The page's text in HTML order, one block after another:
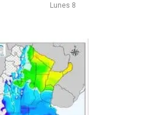
Lunes 8